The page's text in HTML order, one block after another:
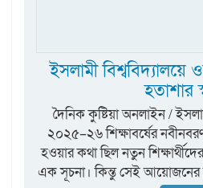
ইসলামী বিশ্ববিদ্যালয়ে
হতাশার
দৈনিক কুষ্টিয়া অনলাইন /
২০২৫–২৬ শিক্ষাবর্ষের
হওয়ার কথা ছিল নতুন
এক সূচনা। কিন্তু সেই আয়োজনের